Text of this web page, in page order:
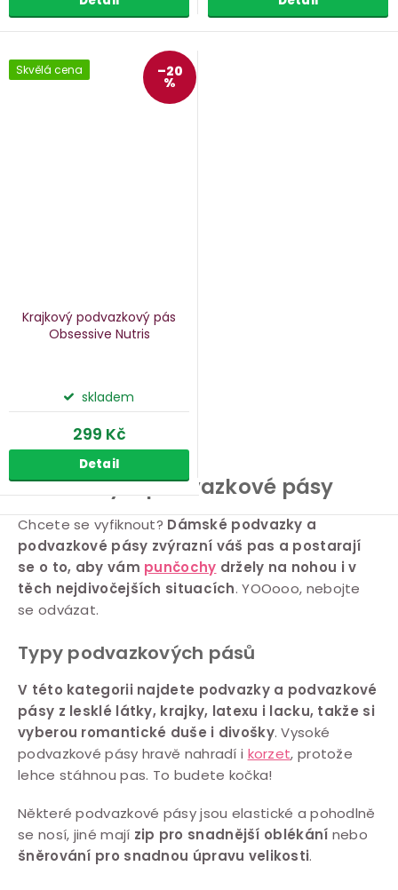
Skvělá cena –20
%
Krajkový podvazkový pás
Obsessive Nutris
skladem
299 Kč
Detail
Podvazky a podvazkové pásy
Chcete se vyfiknout? Dámské podvazky a
podvazkové pásy zvýrazní váš pas a postarají
se o to, aby vám punčochy držely na nohou i v
těch nejdivočejších situacích. YOOooo, nebojte
se odvázat.
Typy podvazkových pásů
V této kategorii najdete podvazky a podvazkové
pásy z lesklé látky, krajky, latexu i lacku, takže si
vyberou romantické duše i divošky. Vysoké
podvazkové pásy hravě nahradí i korzet, protože
lehce stáhnou pas. To budete kočka!
Některé podvazkové pásy jsou elastické a pohodlně
se nosí, jiné mají zip pro snadnější oblékání nebo
šněrování pro snadnou úpravu velikosti.